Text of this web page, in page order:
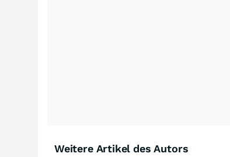
Weitere Artikel des Autors